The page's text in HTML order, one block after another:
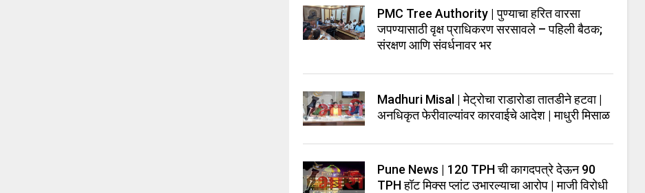
PMC Tree Authority | पुण्याचा हरित वारसा
जपण्यासाठी वृक्ष प्राधिकरण सरसावले – पहिली बैठक;
संरक्षण आणि संवर्धनावर भर
Madhuri Misal | मेट्रोचा राडारोडा तातडीने हटवा |
अनधिकृत फेरीवाल्यांवर कारवाईचे आदेश | माधुरी मिसाळ
Pune News | 120 TPH ची कागदपत्रे देऊन 90
TPH हॉट मिक्स प्लांट उभारल्याचा आरोप | माजी विरोधी